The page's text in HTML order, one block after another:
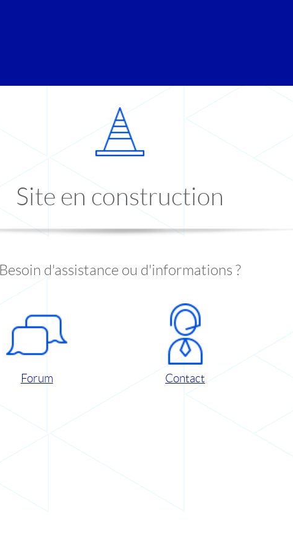
Site en construction
Besoin d'assistance ou d'informations ?
Forum Contact